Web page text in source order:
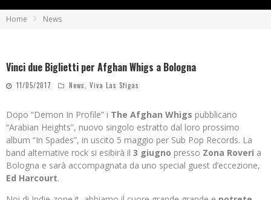
Home News
Vinci due Biglietti per Afghan Whigs a Bologna
11/05/2017 News Viva Las Sfigas
Dopo “Demon In Profile” i The Afghan Whigs pubblicano
“Arabian Heights”, nuovo singolo estratto dal loro prossimo
album “In Spades”, in uscito 5 maggio per Sub Pop Records. La
band alternative rock si esibirà il 3 giugno presso Zona Roveri a
Bologna e sarà accompagnata da uno special guest d’eccezione,
Ed Harcourt.